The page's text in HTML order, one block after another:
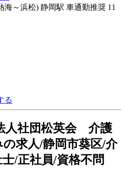
海～浜松) 静岡駅 車通勤推奨 11
る
人社団松英会 介護
求人/静岡市葵区/介
/正社員/資格不問